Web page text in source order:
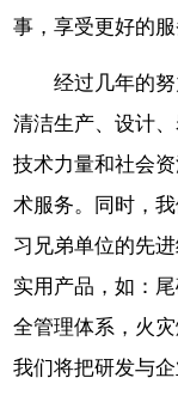
事，享受更好的
经过几年的
清洁生产、设计
技术力量和社会
术服务。同时，
习兄弟单位的先
实用产品，如：
全管理体系，火
我们将把研发与